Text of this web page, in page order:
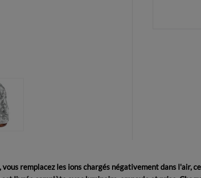
remplacez les ions chargés négativement dans l'air,